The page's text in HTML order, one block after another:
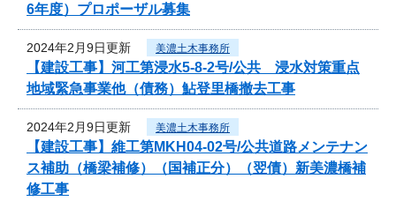
6年度）プロポーザル募集
2024年2月9日更新 美濃土木事務所
【建設工事】河工第浸水5-8-2号/公共 浸水対策重点
地域緊急事業他（債務）鮎登里橋撤去工事
2024年2月9日更新 美濃土木事務所
【建設工事】維工第MKH04-02号/公共道路メンテナン
ス補助（橋梁補修）（国補正分）（翌債）新美濃橋補
修工事